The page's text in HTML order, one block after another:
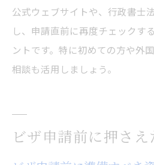
公式ウェブサイトや、行政書士
し、申請直前に再度チェックす
ントです。特に初めての方や外
相談も活用しましょう。
ビザ申請前に押さ